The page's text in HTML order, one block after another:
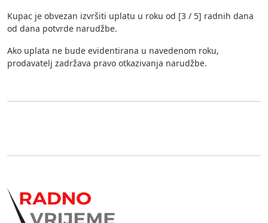
Kupac je obvezan izvršiti uplatu u roku od [3 / 5] radnih dana
od dana potvrde narudžbe.
Ako uplata ne bude evidentirana u navedenom roku,
prodavatelj zadržava pravo otkazivanja narudžbe.